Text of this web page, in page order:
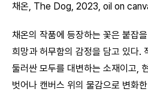
채온, The Dog, 2023, oil on
채온의 작품에 등장하는 꽃은 붙잡
희망과 허무함의 감정을 담고 있다.
둘러싼 모두를 대변하는 소재이고,
벗어나 캔버스 위의 물감으로 변화